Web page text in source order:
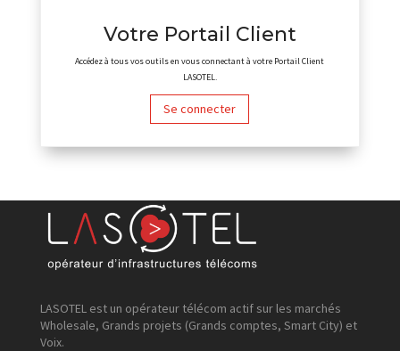
Votre Portail Client
Accédez à tous vos outils en vous connectant à votre Portail Client
LASOTEL.
Se connecter
LASOTEL est un opérateur télécom actif sur les marchés
Wholesale, Grands projets (Grands comptes, Smart City) et
Voix.